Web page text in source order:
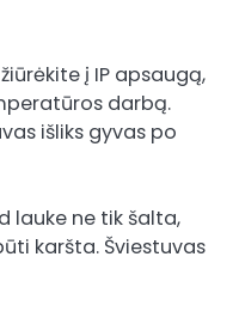
į IP apsaugą,
darbą.
išliks gyvas po
lauke ne tik šalta,
karšta. Šviestuvas